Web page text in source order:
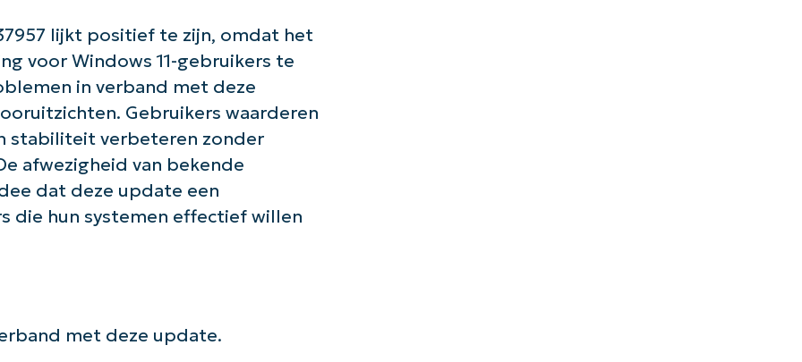
lijkt positief te zijn, omdat het
voor Windows 11-gebruikers te
in verband met deze
Gebruikers waarderen
stabiliteit verbeteren zonder
afwezigheid van bekende
dat deze update een
die hun systemen effectief willen
met deze update.